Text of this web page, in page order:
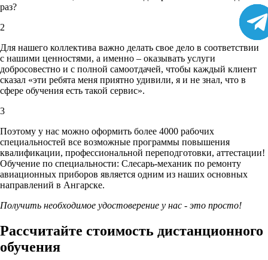
раз?
2
Для нашего коллектива важно делать свое дело в соответствии
с нашими ценностями, а именно – оказывать услуги
добросовестно и с полной самоотдачей, чтобы каждый клиент
сказал «эти ребята меня приятно удивили, я и не знал, что в
сфере обучения есть такой сервис».
3
Поэтому у нас можно оформить более 4000 рабочих
специальностей все возможные программы повышения
квалификации, профессиональной переподготовки, аттестации!
Обучение по специальности: Слесарь-механик по ремонту
авиационных приборов является одним из наших основных
направлений в Ангарске.
Получить необходимое удостоверение у нас - это просто!
Рассчитайте стоимость дистанционного
обучения